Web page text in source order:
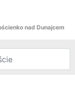
nad Dunajcem